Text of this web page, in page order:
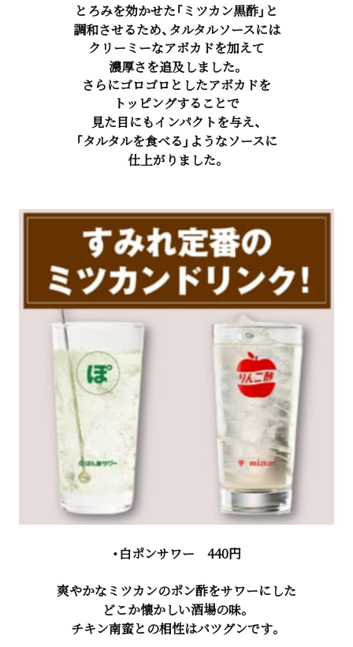
とろみを効かせた「ミツカン黒酢」と
調和させるため、タルタルソースには
クリーミーなアボカドを加えて
濃厚さを追及しました。
さらにゴロゴロとしたアボカドを
トッピングすることで
見た目にもインパクトを与え、
「タルタルを食べる」ようなソースに
仕上がりました。
・白ポンサワー 440円
爽やかなミツカンのポン酢をサワーにした
どこか懐かしい酒場の味。
チキン南蛮との相性はバツグンです。